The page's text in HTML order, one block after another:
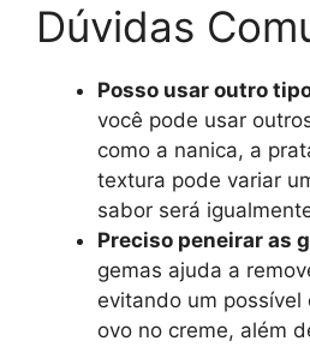
Dúvidas
Posso usar outro
você pode usar
como a nanica, a
textura pode variar
sabor será
Preciso peneirar as
gemas ajuda a
evitando um possível
ovo no creme, além